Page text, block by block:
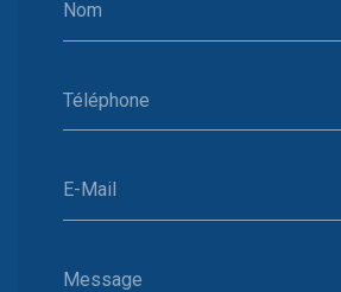
Nom
Téléphone
E-Mail
Message